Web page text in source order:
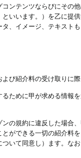
ンテンツならびにその
といいます。）を乙に提
、イメージ、テキス
び紹介料の受け取りに
ために甲が求める情報
の規約に違反した場合
ができる一切の紹介料
いて同意し）ます。な